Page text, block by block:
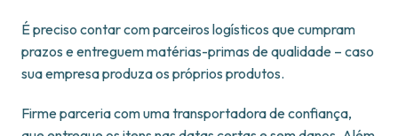
É preciso contar com parceiros logísticos que cumpram
prazos e entreguem matérias-primas de qualidade – caso
sua empresa produza os próprios produtos.
Firme parceria com uma transportadora de confiança,